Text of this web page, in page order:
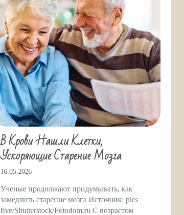
В Крови Нашли Клетки,
Ускоряющие Старение Мозга
16.05.2026
Ученые продолжают придумывать, как
замедлить старение мозга Источник: pics
five/Shutterstock/Fotodom.ru С возрастом